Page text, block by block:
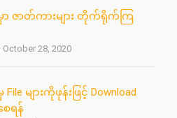
မှာ ဇာတ်ကားများ တိုက်ရိုက်ကြ
October 28, 2020
File များကိုဖုန်းဖြင့် Download
ေရန်